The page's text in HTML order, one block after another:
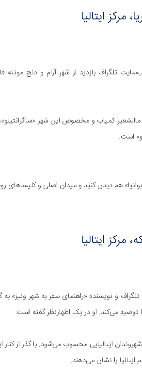
تلگراف بازدید از شهر آرام و دنج مونته
ماالشعیر کمیاب و مخصوص این شهر
است.
هم دیدن کنید و میدان اصلی و کلیساهای
و نویسنده «راهنمای سفر به شهر ونیز»
توصیه می‌کند. او در یک اظهارنظر گفته است:
ایتالیایی محسوب می‌شود. با گذر از
ایتالیا را نشان می‌دهند.